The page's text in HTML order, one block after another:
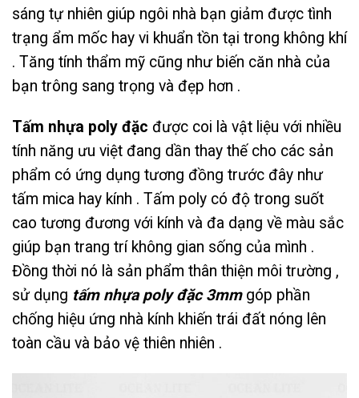
sáng tự nhiên giúp ngôi nhà bạn giảm được tình
trạng ẩm mốc hay vi khuẩn tồn tại trong không khí
. Tăng tính thẩm mỹ cũng như biến căn nhà của
bạn trông sang trọng và đẹp hơn .
Tấm nhựa poly đặc được coi là vật liệu với nhiều
tính năng ưu việt đang dần thay thế cho các sản
phẩm có ứng dụng tương đồng trước đây như
tấm mica hay kính . Tấm poly có độ trong suốt
cao tương đương với kính và đa dạng về màu sắc
giúp bạn trang trí không gian sống của mình .
Đồng thời nó là sản phẩm thân thiện môi trường ,
sử dụng tấm nhựa poly đặc 3mmgóp phần
chống hiệu ứng nhà kính khiến trái đất nóng lên
toàn cầu và bảo vệ thiên nhiên .